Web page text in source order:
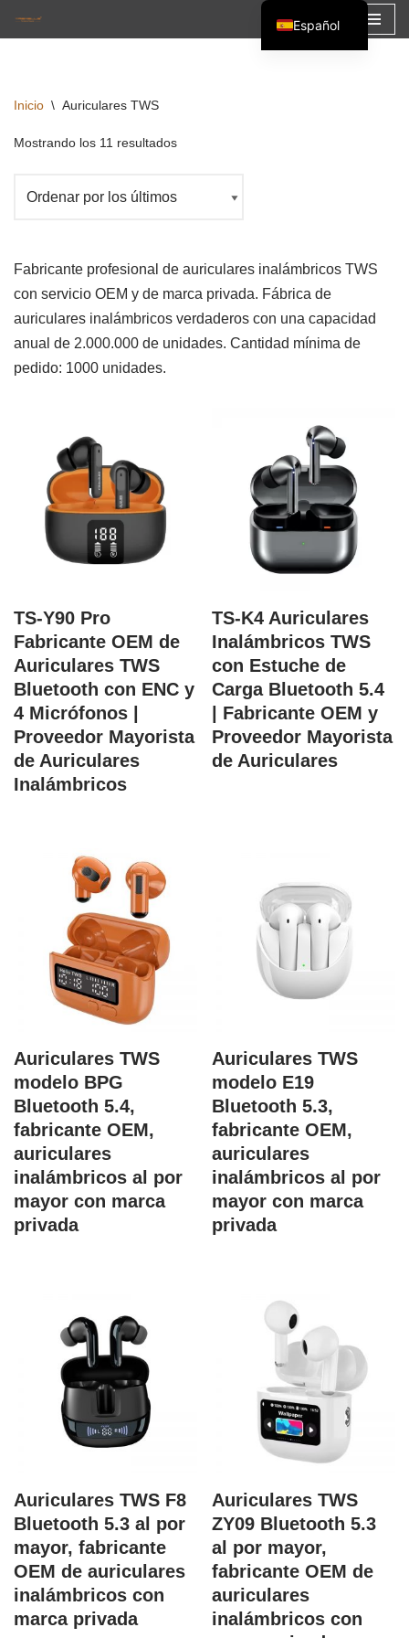
contenido
Inicio \ Auriculares TWS
Mostrando los 11 resultados
Fabricante profesional de auriculares inalámbricos TWS
con servicio OEM y de marca privada. Fábrica de
auriculares inalámbricos verdaderos con una capacidad
anual de 2.000.000 de unidades. Cantidad mínima de
pedido: 1000 unidades.
TS-Y90 Pro
Fabricante OEM de
Auriculares TWS
Bluetooth con ENC y
4 Micrófonos |
Proveedor Mayorista
de Auriculares
Inalámbricos
TS-K4 Auriculares
Inalámbricos TWS
con Estuche de
Carga Bluetooth 5.4
| Fabricante OEM y
Proveedor Mayorista
de Auriculares
Auriculares TWS
modelo BPG
Bluetooth 5.4,
fabricante OEM,
auriculares
inalámbricos al por
mayor con marca
privada
Auriculares TWS
modelo E19
Bluetooth 5.3,
fabricante OEM,
auriculares
inalámbricos al por
mayor con marca
privada
Auriculares TWS F8
Bluetooth 5.3 al por
mayor, fabricante
OEM de auriculares
inalámbricos con
marca privada
Auriculares TWS
ZY09 Bluetooth 5.3
al por mayor,
fabricante OEM de
auriculares
inalámbricos con
Español
English